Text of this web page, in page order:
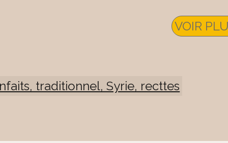
VOIR
traditionnel, Syrie, recttes